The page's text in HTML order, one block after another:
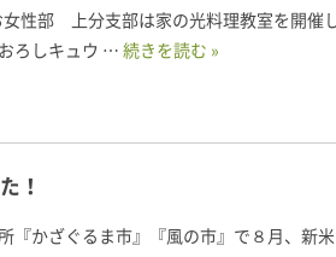
女性部 上分支部は家の光料理教室を開催
ろしキュウ … 続きを読む »
！
『かざぐるま市』『風の市』で８月、新